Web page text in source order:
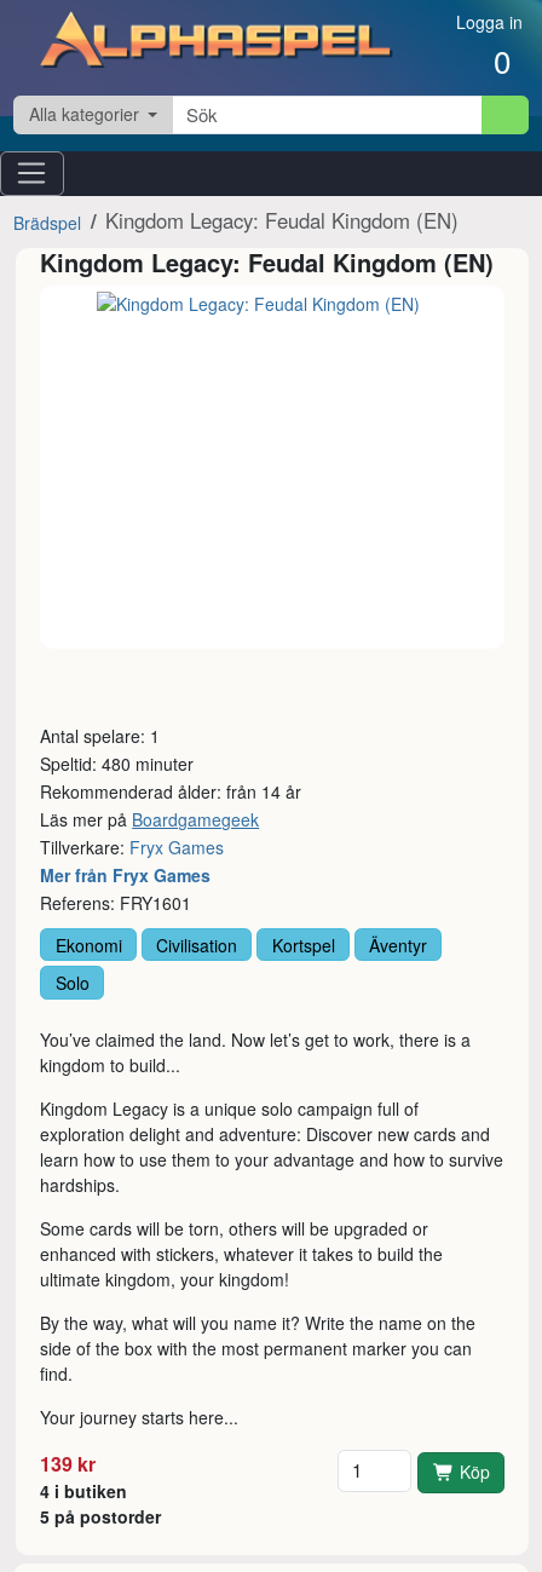
Hoppa till innehåll Logga in
0
Alla kategorier
Brädspel Kingdom Legacy: Feudal Kingdom (EN)
Kingdom Legacy: Feudal Kingdom (EN)
Antal spelare: 1
Speltid: 480 minuter
Rekommenderad ålder: från 14 år
Läs mer på Boardgamegeek
Tillverkare: Fryx Games
Mer från Fryx Games
Referens: FRY1601
Ekonomi
Civilisation Kortspel
Äventyr
Solo
You’ve claimed the land. Now let’s get to work, there is a
kingdom to build...
Kingdom Legacy is a unique solo campaign full of
exploration delight and adventure: Discover new cards and
learn how to use them to your advantage and how to survive
hardships.
Some cards will be torn, others will be upgraded or
enhanced with stickers, whatever it takes to build the
ultimate kingdom, your kingdom!
By the way, what will you name it? Write the name on the
side of the box with the most permanent marker you can
find.
Your journey starts here...
139 kr
4 i butiken
5 på postorder
Antal Köp